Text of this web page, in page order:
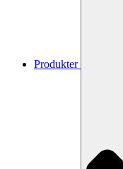
Produkter